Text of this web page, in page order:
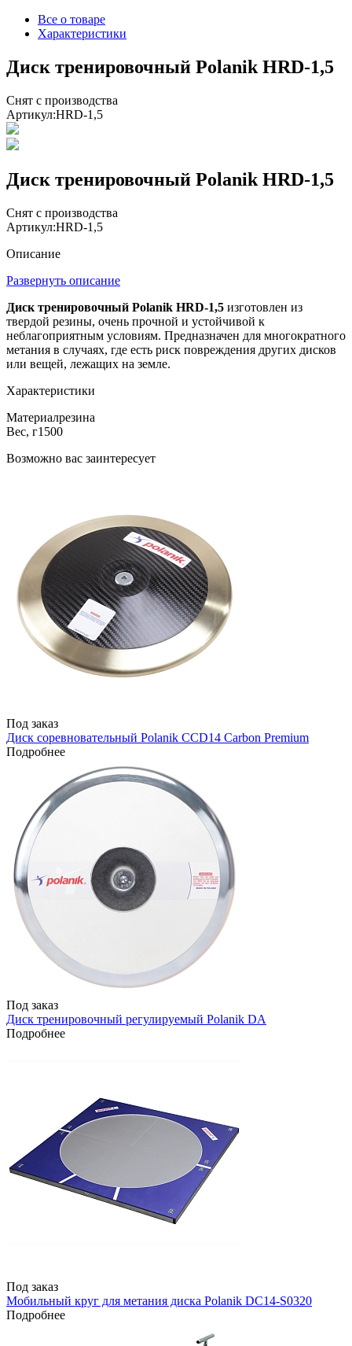
Все о товаре
Характеристики
Диск тренировочный Polanik HRD-1,5
Снят с производства
Артикул:HRD-1,5
Диск тренировочный Polanik HRD-1,5
Снят с производства
Артикул:HRD-1,5
Описание
Развернуть описание
Диск тренировочный Polanik HRD-1,5 изготовлен из
твердой резины, очень прочной и устойчивой к
неблагоприятным условиям. Предназначен для многократного
метания в случаях, где есть риск повреждения других дисков
или вещей, лежащих на земле.
Характеристики
Материалрезина
Вес, г1500
Возможно вас заинтересует
Под заказ
Диск соревновательный Polanik CCD14 Carbon Premium
Подробнее
Под заказ
Диск тренировочный регулируемый Polanik DA
Подробнее
Под заказ
Мобильный круг для метания диска Polanik DC14-S0320
Подробнее